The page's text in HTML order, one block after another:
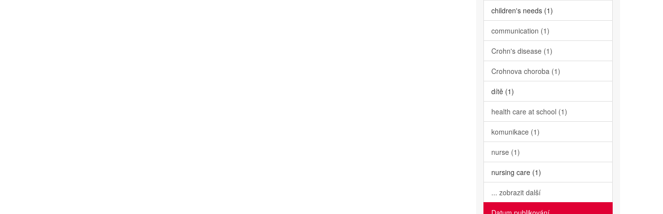
children's needs (1)
communication (1)
Crohn's disease (1)
Crohnova choroba (1)
dítě (1)
health care at school (1)
komunikace (1)
nurse (1)
nursing care (1)
... zobrazit další